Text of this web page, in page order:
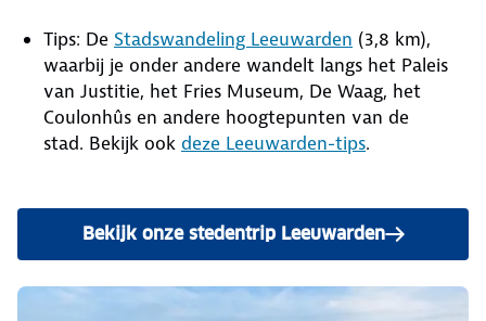
Tips: De Stadswandeling Leeuwarden (3,8 km),
waarbij je onder andere wandelt langs het Paleis
van Justitie, het Fries Museum, De Waag, het
Coulonhûs en andere hoogtepunten van de
stad. Bekijk ook deze Leeuwarden-tips.
Bekijk onze stedentrip Leeuwarden